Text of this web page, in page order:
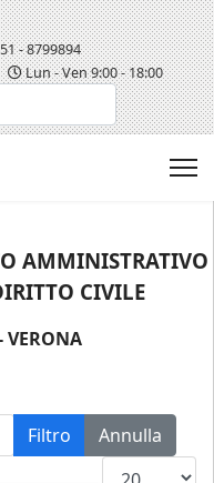
- 8799894
Lun - Ven 9:00 - 18:00
AMMINISTRATIVO
CIVILE
VERONA
Filtro
Annulla
Visualizza n.